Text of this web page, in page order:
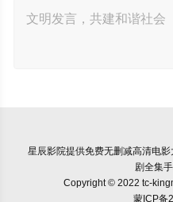
星辰影院提供免费无删减高清电
剧全集
Copyright © 2022 tc-
蒙ICP备